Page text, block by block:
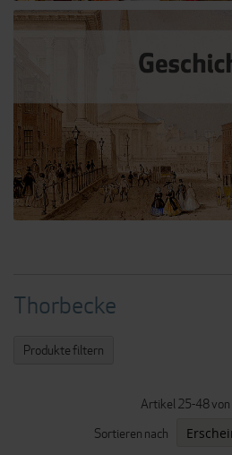
Thorbecke
Artikel25-48von
Sortieren nach
Produkte filtern